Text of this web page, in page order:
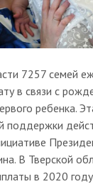
7257 семей
в связи с
ребенка.
поддержки
В Тверской
в 2020